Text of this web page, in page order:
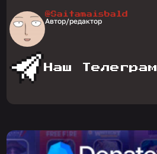
@Saitamaisbald
Автор/редактор
Наш Телеграм